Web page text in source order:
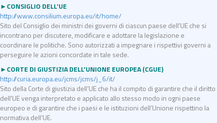
►CONSIGLIO DELL'UE
http://www.consilium.europa.eu/it/home/
Sito del Consiglio dei ministri dei governi di ciascun paese dell'UE che si
incontrano per discutere, modificare e adottare la legislazione e
coordinare le politiche. Sono autorizzati a impegnare i rispettivi governi a
perseguire le azioni concordate in tale sede.
►CORTE DI GIUSTIZIA DELL'UNIONE EUROPEA (CGUE)
http://curia.europa.eu/jcms/jcms/j_6/it/
Sito della Corte di giustizia dell’UE che ha il compito di garantire che il diritto
dell'UE venga interpretato e applicato allo stesso modo in ogni paese
europeo e di garantire che i paesi e le istituzioni dell’Unione rispettino la
normativa dell’UE.